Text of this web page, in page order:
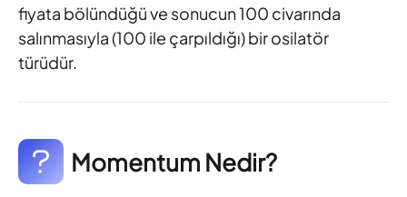
fiyata bölündüğü ve sonucun 100 civarında
salınmasıyla (100 ile çarpıldığı) bir osilatör
türüdür.
Momentum Nedir?